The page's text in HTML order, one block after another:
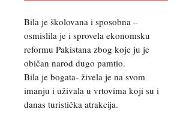
Bila je školovana i sposobna –
osmislila je i sprovela ekonomsku
reformu Pakistana zbog koje ju je
običan narod dugo pamtio.
Bila je bogata- živela je na svom
imanju i uživala u vrtovima koji su i
danas turistička atrakcija.